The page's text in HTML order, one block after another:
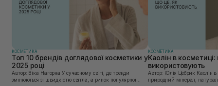
КОСМЕТИКА
Топ 10 брендів доглядової косметики у
2025 році
Автор: Віка Нагорна У сучасному світі, де тренди
змінюються зі швидкістю світла, а ринок популярної
КОСМЕТИКА
Каолін в
використовують
Автор: Юлія Цебрик Каолін в косметології – це
природний мінерал,